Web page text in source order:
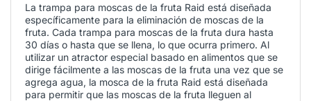
La trampa para moscas de la fruta Raid está diseñada
específicamente para la eliminación de moscas de la
fruta. Cada trampa para moscas de la fruta dura hasta
30 días o hasta que se llena, lo que ocurra primero. Al
utilizar un atractor especial basado en alimentos que se
dirige fácilmente a las moscas de la fruta una vez que se
agrega agua, la mosca de la fruta Raid está diseñada
para permitir que las moscas de la fruta lleguen al